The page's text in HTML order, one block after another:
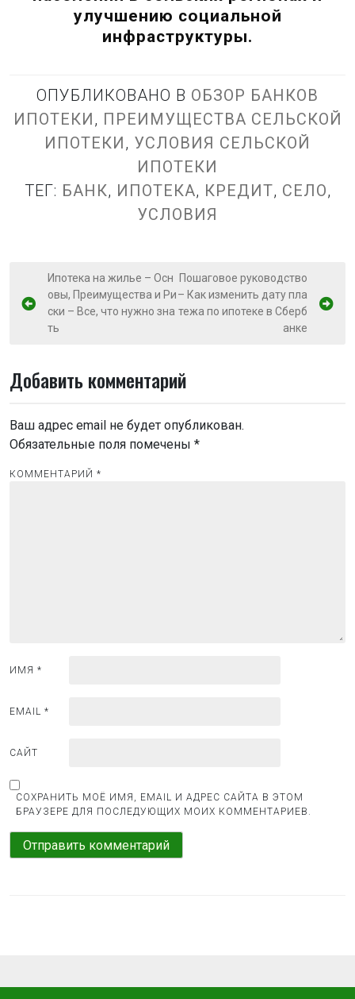
улучшению социальной
инфраструктуры.
ОПУБЛИКОВАНО В ОБЗОР БАНКОВ
ИПОТЕКИ, ПРЕИМУЩЕСТВА СЕЛЬСКОЙ
ИПОТЕКИ, УСЛОВИЯ СЕЛЬСКОЙ
ИПОТЕКИ
ТЕГ: БАНК, ИПОТЕКА, КРЕДИТ, СЕЛО,
УСЛОВИЯ
а
г
а
ц
и
я
я
Ипотека на жилье – Осн
овы, Преимущества и Ри
ски – Все, что нужно зна
ть
Пошаговое руководство
– Как изменить дату пла
тежа по ипотеке в Сберб
анке
Добавить комментарий
Ваш адрес email не будет опубликован.
Обязательные поля помечены *
КОММЕНТАРИЙ *
ИМЯ *
EMAIL *
САЙТ
СОХРАНИТЬ МОЁ ИМЯ, EMAIL И АДРЕС САЙТА В ЭТОМ
БРАУЗЕРЕ ДЛЯ ПОСЛЕДУЮЩИХ МОИХ КОММЕНТАРИЕВ.